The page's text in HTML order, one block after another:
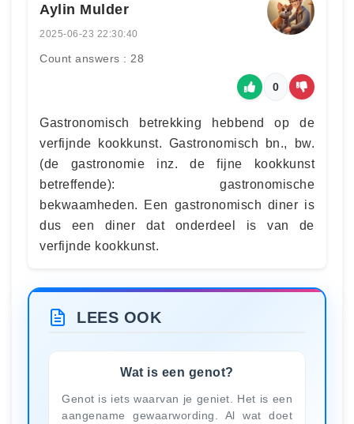
Aylin Mulder
2025-06-23 22:30:40
Count answers : 28
0
Gastronomisch betrekking hebbend op de
verfijnde kookkunst. Gastronomisch bn., bw.
(de gastronomie inz. de fijne kookkunst
betreffende): gastronomische
bekwaamheden. Een gastronomisch diner is
dus een diner dat onderdeel is van de
verfijnde kookkunst.
LEES OOK
Wat is een genot?
Genot is iets waarvan je geniet. Het is een
aangename gewaarwording. Al wat doet